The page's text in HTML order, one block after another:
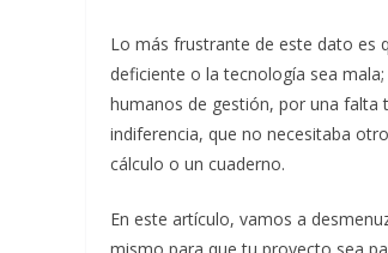
Lo más frustrante de este dato es
deficiente o la tecnología sea
humanos de gestión, por una
indiferencia, que no necesitaba
cálculo o un cuaderno.
En este artículo, vamos a